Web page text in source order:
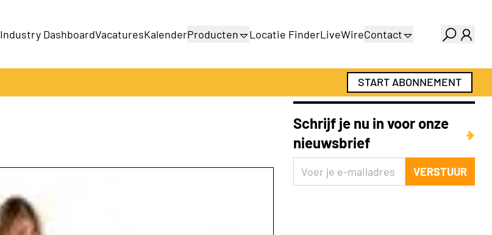
Industry DashboardVacaturesKalenderProducten
Productengids
Locatie FinderLiveWireContact
Adverteren
Abonnementen
START ABONNEMENT
Schrijf je nu in voor onze
nieuwsbrief
VERSTUUR